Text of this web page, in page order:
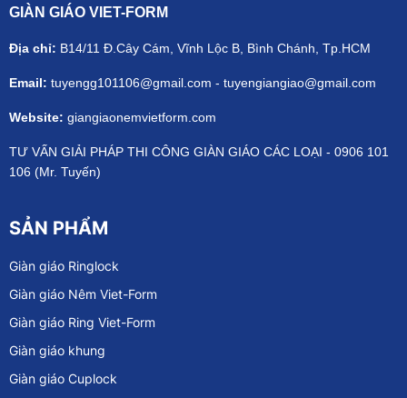
GIÀN GIÁO VIET-FORM
Địa chỉ: B14/11 Đ.Cây Cám, Vĩnh Lộc B, Bình Chánh, Tp.HCM
Email: tuyengg101106@gmail.com - tuyengiangiao@gmail.com
Website: giangiaonemvietform.com
TƯ VẤN GIẢI PHÁP THI CÔNG GIÀN GIÁO CÁC LOẠI - 0906 101
106 (Mr. Tuyến)
SẢN PHẨM
Giàn giáo Ringlock
Giàn giáo Nêm Viet-Form
Giàn giáo Ring Viet-Form
Giàn giáo khung
Giàn giáo Cuplock